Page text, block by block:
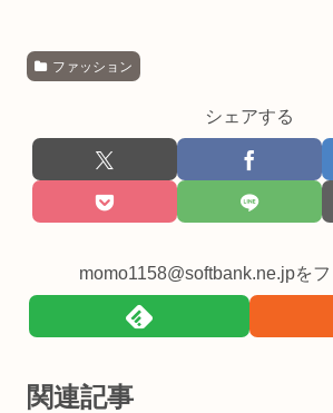
ファッション
シェアする
momo1158@softbank.ne.jpを
関連記事